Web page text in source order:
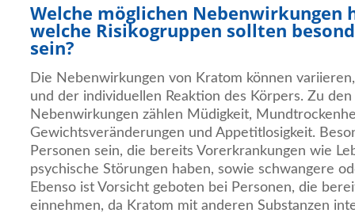
Welche möglichen Nebenwirkungen
welche Risikogruppen sollten
sein?
Die Nebenwirkungen von Kratom können
und der individuellen Reaktion des Körpers. Zu
Nebenwirkungen zählen Müdigkeit,
Gewichtsveränderungen und Appetitlosigkeit.
Personen sein, die bereits Vorerkrankungen wie
psychische Störungen haben, sowie schwangere
Ebenso ist Vorsicht geboten bei Personen, die
einnehmen, da Kratom mit anderen Substanzen